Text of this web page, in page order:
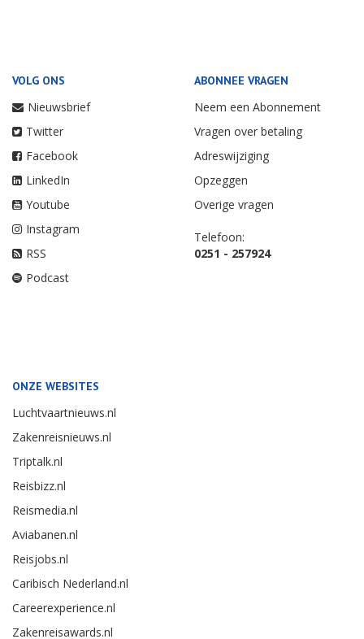
VOLG ONS
Nieuwsbrief
Twitter
Facebook
LinkedIn
Youtube
Instagram
RSS
Podcast
ABONNEE VRAGEN
Neem een Abonnement
Vragen over betaling
Adreswijziging
Opzeggen
Overige vragen
Telefoon:
0251 - 257924
ONZE WEBSITES
Luchtvaartnieuws.nl
Zakenreisnieuws.nl
Triptalk.nl
Reisbizz.nl
Reismedia.nl
Aviabanen.nl
Reisjobs.nl
Caribisch Nederland.nl
Careerexperience.nl
Zakenreisawards.nl